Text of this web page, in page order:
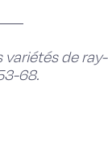
variétés de ray-
68.